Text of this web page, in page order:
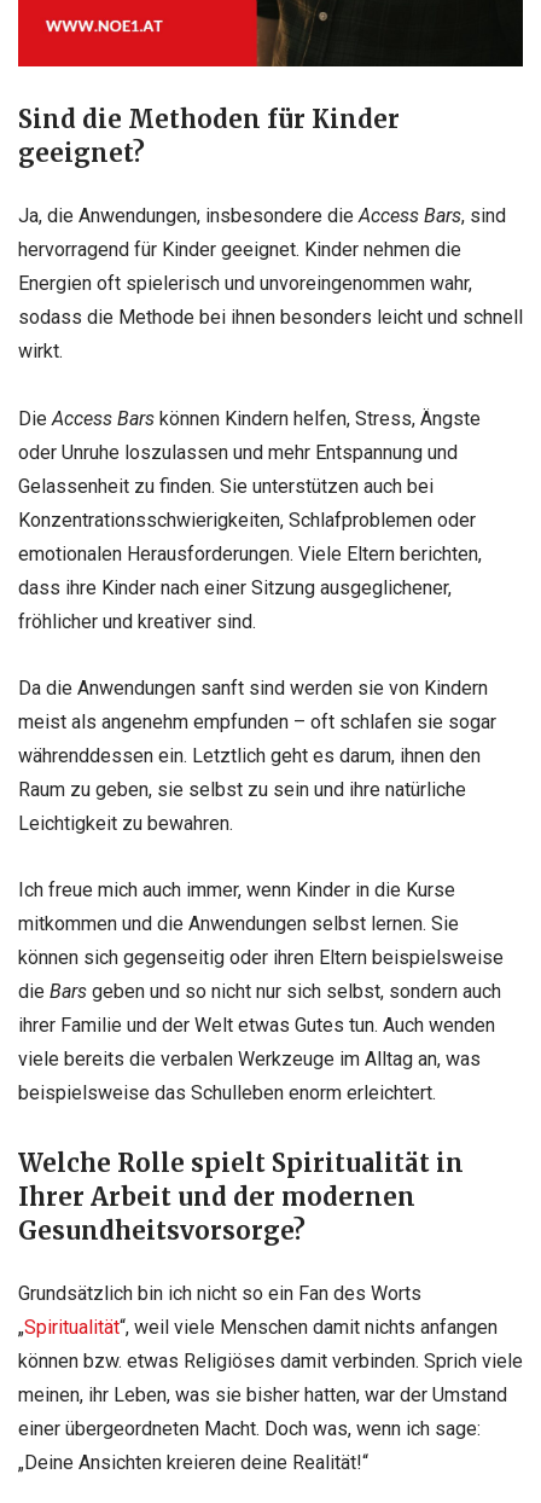
Sind die Methoden für Kinder
geeignet?
Ja, die Anwendungen, insbesondere dieAccess Bars, sind
hervorragend für Kinder geeignet. Kinder nehmen die
Energien oft spielerisch und unvoreingenommen wahr,
sodass die Methode bei ihnen besonders leicht und schnell
wirkt.
Die Access Bars können Kindern helfen, Stress, Ängste
oder Unruhe loszulassen und mehr Entspannung und
Gelassenheit zu finden. Sie unterstützen auch bei
Konzentrationsschwierigkeiten, Schlafproblemen oder
emotionalen Herausforderungen. Viele Eltern berichten,
dass ihre Kinder nach einer Sitzung ausgeglichener,
fröhlicher und kreativer sind.
Da die Anwendungen sanft sind werden sie von Kindern
meist als angenehm empfunden – oft schlafen sie sogar
währenddessen ein. Letztlich geht es darum, ihnen den
Raum zu geben, sie selbst zu sein und ihre natürliche
Leichtigkeit zu bewahren.
Ich freue mich auch immer, wenn Kinder in die Kurse
mitkommen und die Anwendungen selbst lernen. Sie
können sich gegenseitig oder ihren Eltern beispielsweise
die Bars geben und so nicht nur sich selbst, sondern auch
ihrer Familie und der Welt etwas Gutes tun. Auch wenden
viele bereits die verbalen Werkzeuge im Alltag an, was
beispielsweise das Schulleben enorm erleichtert.
Welche Rolle spielt Spiritualität in
Ihrer Arbeit und der modernen
Gesundheitsvorsorge?
Grundsätzlich bin ich nicht so ein Fan des Worts
„Spiritualität“, weil viele Menschen damit nichts anfangen
können bzw. etwas Religiöses damit verbinden. Sprich viele
meinen, ihr Leben, was sie bisher hatten, war der Umstand
einer übergeordneten Macht. Doch was, wenn ich sage:
„Deine Ansichten kreieren deine Realität!“